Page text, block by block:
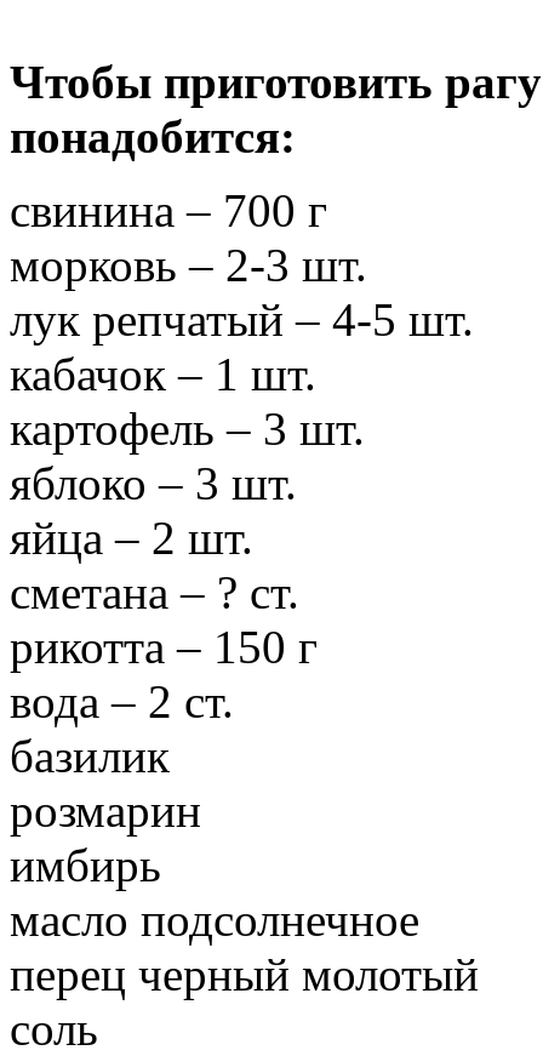
Чтобы приготовить
понадобится:
свинина – 700 г
морковь – 2-3 шт.
лук репчатый – 4-5 шт.
кабачок – 1 шт.
картофель – 3 шт.
яблоко – 3 шт.
яйца – 2 шт.
сметана – ? ст.
рикотта – 150 г
вода – 2 ст.
базилик
розмарин
имбирь
масло подсолнечное
перец черный молотый
соль